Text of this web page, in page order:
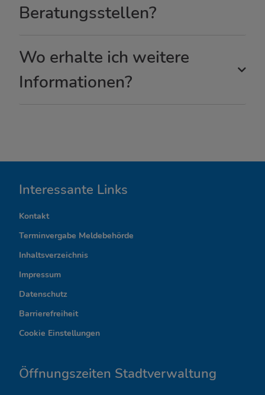
Beratungsstellen?
Wo erhalte ich weitere
Informationen?
I
n
t
e
r
e
s
a
Interessante Links
Kontakt
Terminvergabe Meldebehörde
Inhaltsverzeichnis
Impressum
Datenschutz
Barrierefreiheit
Cookie Einstellungen
Öffnungszeiten Stadtverwaltung